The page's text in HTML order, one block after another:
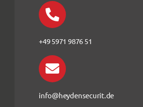
+49 5971 9876 51
info@heydensecurit.de